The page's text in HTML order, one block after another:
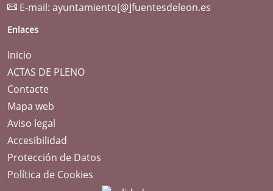
E-mail: ayuntamiento[@]fuentesdeleon.es
Enlaces
Inicio
ACTAS DE PLENO
Contacte
Mapa web
Aviso legal
Accesibilidad
Protección de Datos
Política de Cookies